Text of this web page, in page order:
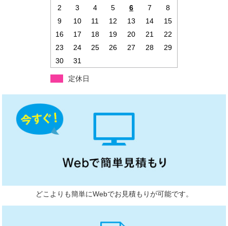
2
3 4 5 6 7
8
9
10 11 12 13 14
15
16
17 18 19 20 21
22
23
24 25 26 27 28
29
30
31
定休日
どこよりも簡単にWebでお見積もりが可能です。